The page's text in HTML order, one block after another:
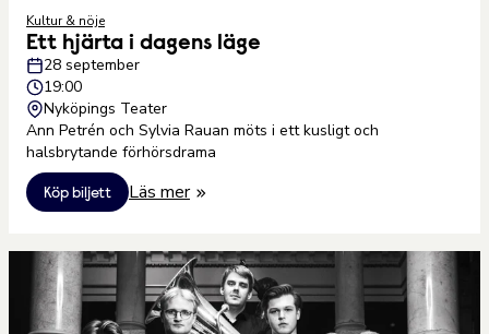
Kultur & nöje
Ett hjärta i dagens läge
28 september
19:00
Nyköpings Teater
Ann Petrén och Sylvia Rauan möts i ett kusligt och
halsbrytande förhörsdrama
Köp biljett Läs mer